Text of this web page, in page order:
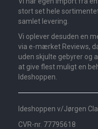
stort set hele
samlet levering.
Vi oplever desuden en
via e-mærket Reviews,
uden skjulte gebyrer og
at give flest muligt en
Ideshoppen.
Ideshoppen v/Jørgen
CVR-nr. 77795618